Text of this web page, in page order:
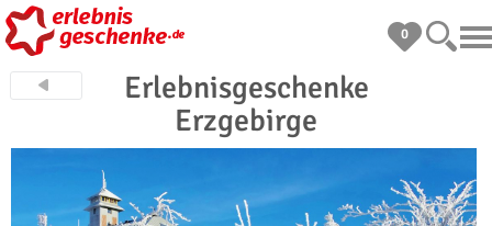
0
Erlebnisgeschenke
Erzgebirge